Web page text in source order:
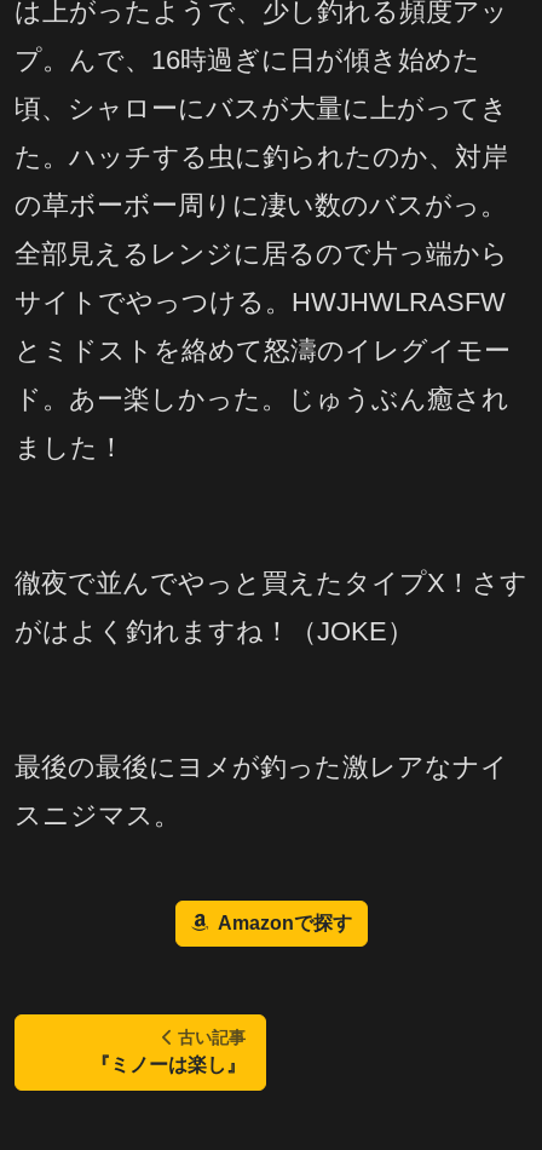
は上がったようで、少し釣れる頻度アッ
プ。んで、16時過ぎに日が傾き始めた
頃、シャローにバスが大量に上がってき
た。ハッチする虫に釣られたのか、対岸
の草ボーボー周りに凄い数のバスがっ。
全部見えるレンジに居るので片っ端から
サイトでやっつける。HWJHWLRASFW
とミドストを絡めて怒濤のイレグイモー
ド。あー楽しかった。じゅうぶん癒され
ました！
徹夜で並んでやっと買えたタイプX！さす
がはよく釣れますね！（JOKE）
最後の最後にヨメが釣った激レアなナイ
スニジマス。
Amazonで探す
古い記事
『ミノーは楽し』